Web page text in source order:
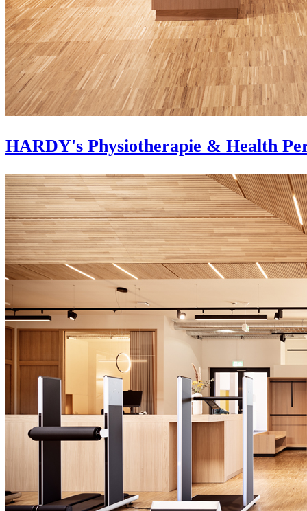
HARDY's Physiotherapie & Health